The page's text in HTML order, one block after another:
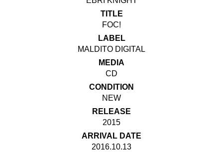
TITLE
FOC!
LABEL
MALDITO DIGITAL
MEDIA
CD
CONDITION
NEW
RELEASE
2015
ARRIVAL DATE
2016.10.13